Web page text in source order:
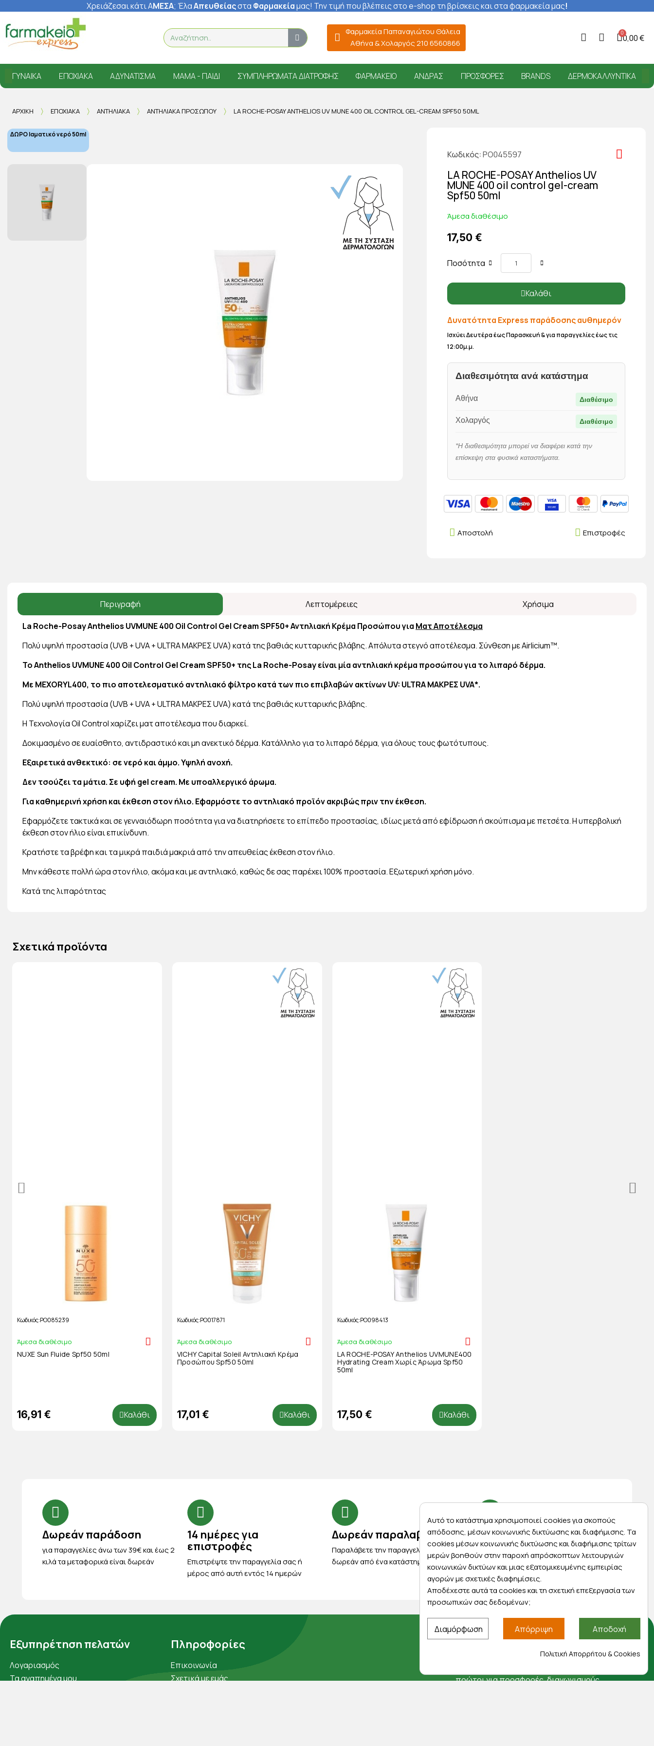
Χρειάζεσαι κάτι ΑΜΕΣΑ; ΈλαΑπευθείαςστα Φαρμακείαμας! Την τιμή που βλέπεις στο e-shop τη βρίσκεις και στα φαρμακεία μας!
Φαρμακεία Παπαναγιώτου Θάλεια
Αθήνα & Χολαργός 210 6560866
0,00 €
ΓΥΝΑΊΚΑ ΕΠΟΧΙΑΚΆ ΑΔΥΝΆΤΙΣΜΑ ΜΑΜΆ - ΠΑΙΔΊ ΣΥΜΠΛΗΡΏΜΑΤΑ ΔΙΑΤΡΟΦΉΣ ΦΑΡΜΑΚΕΊΟ ΆΝΔΡΑΣ ΠΡΟΣΦΟΡΈΣ BRANDS ΔΕΡΜΟΚΑΛΛΥΝΤΙΚΆ
ΑΡΧΙΚΉ ΕΠΟΧΙΑΚΆ ΑΝΤΗΛΙΑΚΆ ΑΝΤΗΛΙΑΚΆ ΠΡΟΣΏΠΟΥ LA ROCHE-POSAY ANTHELIOS UV MUNE 400 OIL CONTROL GEL-CREAM SPF50 50ML
ΔΩΡΟ Ιαματικό νερό 50ml
Κωδικός PO045597
LA ROCHE-POSAY Anthelios UV
MUNE 400 oil control gel-cream
Spf50 50ml
Άμεσα διαθέσιμο
17,50 €
Ποσότητα
Καλάθι
Δυνατότητα Express παράδοσης αυθημερόν
Ισχύει Δευτέρα έως Παρασκευή & για παραγγελίες έως τις
12:00μ.μ.
Διαθεσιμότητα ανά κατάστημα
Αθήνα Διαθέσιμο
Χολαργός Διαθέσιμο
*Η διαθεσιμότητα μπορεί να διαφέρει κατά την
επίσκεψη στα φυσικά καταστήματα.
Επιστροφές
Αποστολή
Περιγραφή Λεπτομέρειες Χρήσιμα
La Roche-Posay Anthelios UVMUNE 400 Oil Control Gel Cream SPF50+ Αντηλιακή Κρέμα Προσώπου για Ματ Αποτέλεσμα
Πολύ υψηλή προστασία (UVB + UVA + ULTRA ΜΑΚΡΕΣ UVA) κατά της βαθιάς κυτταρικής βλάβης. Aπόλυτα στεγνό αποτέλεσμα. Σύνθεση με Airlicium™.
To Anthelios UVMUNE 400 Oil Control Gel Cream SPF50+ της La Roche-Posay είναι μία αντηλιακή κρέμα προσώπου για το λιπαρό δέρμα.
Με MEXORYL400, το πιο αποτελεσματικό αντηλιακό φίλτρο κατά των πιο επιβλαβών ακτίνων UV: ULTRA ΜΑΚΡΕΣ UVA*.
Πολύ υψηλή προστασία (UVB + UVA + ULTRA ΜΑΚΡΕΣ UVA) κατά της βαθιάς κυτταρικής βλάβης.
Η Τεχνολογία Oil Control χαρίζει ματ αποτέλεσμα που διαρκεί.
Δοκιμασμένο σε ευαίσθητο, αντιδραστικό και μη ανεκτικό δέρμα. Κατάλληλο για το λιπαρό δέρμα, για όλους τους φωτότυπους.
Εξαιρετικά ανθεκτικό: σε νερό και άμμο. Υψηλή ανοχή.
Δεν τσούζει τα μάτια. Σε υφή gel cream. Με υποαλλεργικό άρωμα.
Για καθημερινή χρήση και έκθεση στον ήλιο. Εφαρμόστε το αντηλιακό προϊόν ακριβώς πριν την έκθεση.
Εφαρμόζετε τακτικά και σε γενναιόδωρη ποσότητα για να διατηρήσετε το επίπεδο προστασίας, ιδίως μετά από εφίδρωση ή σκούπισμα με πετσέτα. Η υπερβολική
έκθεση στον ήλιο είναι επικίνδυνη.
Κρατήστε τα βρέφη και τα μικρά παιδιά μακριά από την απευθείας έκθεση στον ήλιο.
Μην κάθεστε πολλή ώρα στον ήλιο, ακόμα και με αντηλιακό, καθώς δε σας παρέχει 100% προστασία. Εξωτερική χρήση μόνο.
Κατά της λιπαρότητας
Σχετικά προϊόντα
Κωδικός PO085239
Άμεσα διαθέσιμο
NUXE Sun Fluide Spf50 50ml
16,91 € Καλάθι
Κωδικός PO017871
Άμεσα διαθέσιμο
VICHY Capital Soleil Αντηλιακή Κρέμα
Προσώπου Spf50 50ml
17,01 € Καλάθι
Κωδικός PO098413
Άμεσα διαθέσιμο
LA ROCHE-POSAY Anthelios UVMUNE400
Hydrating Cream Χωρίς Άρωμα Spf50
50ml
17,50 € Καλάθι
Δωρεάν παράδοση
για παραγγελίες άνω των 39€ και έως 2
κιλά τα μεταφορικά είναι δωρεάν
14 ημέρες για
επιστροφές
Eπιστρέψτε την παραγγελία σας ή
μέρος από αυτή εντός 14 ημερών
Δωρεάν παραλαβή
Παραλάβετε την παραγγελία σας
δωρεάν από ένα κατάστημα μας
Express αποστολές
Κάντε σήμερα την παραγγελία σας και
παραλάβετε αύριο στην πόρτα σας
Εξυπηρέτηση πελατών
Λογαριασμός
Τα αγαπημένα μου
Πληροφορίες
Επικοινωνία
Σχετικά με εμάς
Αποκλειστικές προσφορές
πρώτοι για προσφορές, διαγωνισμούς,
Αυτό το κατάστημα χρησιμοποιεί cookies για σκοπούς
απόδοσης, μέσων κοινωνικής δικτύωσης και διαφήμισης. Τα
cookies μέσων κοινωνικής δικτύωσης και διαφήμισης τρίτων
μερών βοηθούν στην παροχή απρόσκοπτων λειτουργιών
κοινωνικών δικτύων και μιας εξατομικευμένης εμπειρίας
αγορών με σχετικές διαφημίσεις.
Αποδέχεστε αυτά τα cookies και τη σχετική επεξεργασία των
προσωπικών σας δεδομένων;
Διαμόρφωση Απόρριψη Αποδοχή
Πολιτική Απορρήτου & Cookies